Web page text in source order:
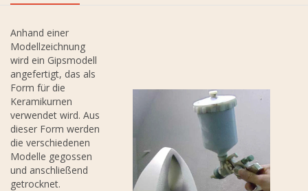
Anhand einer
Modellzeichnung
wird ein Gipsmodell
angefertigt, das als
Form für die
Keramikurnen
verwendet wird. Aus
dieser Form werden
die verschiedenen
Modelle gegossen
und anschließend
getrocknet.